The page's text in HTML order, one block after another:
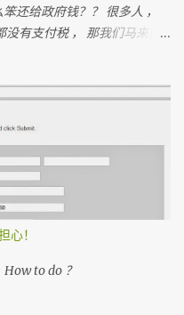
还给政府钱？？ 很多人 ，
有支付税 ， 那我们马来西
心！
to do ？